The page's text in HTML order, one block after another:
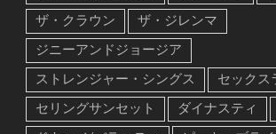
ザ・クラウン
ザ・ジレンマ
ジニーアンドジョージア
ストレンジャー・シングス
セックス
セリングサンセット
ダイナスティ